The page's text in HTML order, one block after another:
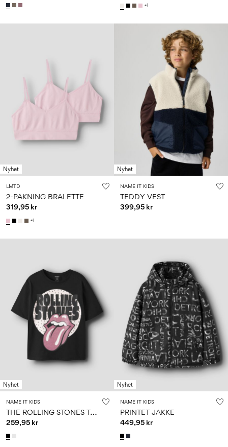
+1
Nyhet
LMTD
2-PAKNING BRALETTE
319,95 kr
+1
Nyhet
NAME IT KIDS
TEDDY VEST
399,95 kr
Nyhet
NAME IT KIDS
T
HE ROLLING STONES T-SKJORTE
259,95 kr
Nyhet
NAME IT KIDS
PRINTET JAKKE
449,95 kr